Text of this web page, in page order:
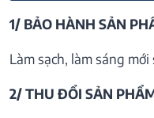
1/ BẢO HÀNH SẢN
Làm sạch, làm sáng
2/ THU ĐỔI SẢN